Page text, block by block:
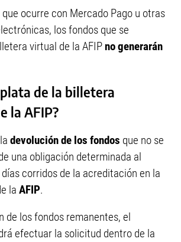
ocurre con Mercado Pago u otras
los fondos que se
virtual de la AFIPno generarán
plata de la billetera
la AFIP?
devolución de los fondos que no se
una obligación determinada al
corridos de la acreditación en la
la AFIP.
de los fondos remanentes, el
efectuar la solicitud dentro de la